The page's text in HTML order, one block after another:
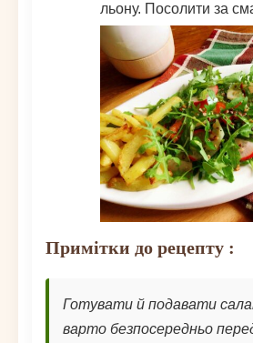
льону. Посолити за
Примітки до рецепту :
Готувати й подавати
варто безпосередньо